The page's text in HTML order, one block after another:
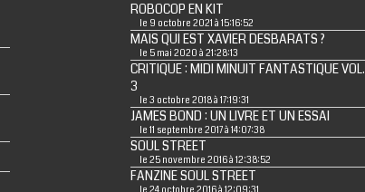
ROBOCOP EN KIT
le 9 octobre 2021 à 15:16:52
MAIS QUI EST XAVIER DESBARATS ?
le 5 mai 2020 à 21:28:13
CRITIQUE : MIDI MINUIT FANTASTIQUE VOL.
3
le 3 octobre 2018 à 17:19:31
JAMES BOND : UN LIVRE ET UN ESSAI
le 11 septembre 2017 à 14:07:38
SOUL STREET
le 25 novembre 2016 à 12:38:52
FANZINE SOUL STREET